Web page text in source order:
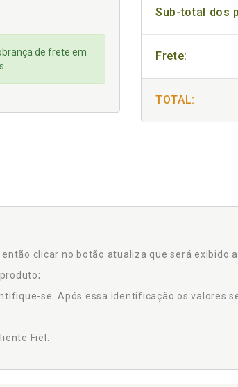
de frete em
Sub-total dos
Frete:
TOTAL:
clicar no botão atualiza que será exibido
se. Após essa identificação os valores
Fiel.